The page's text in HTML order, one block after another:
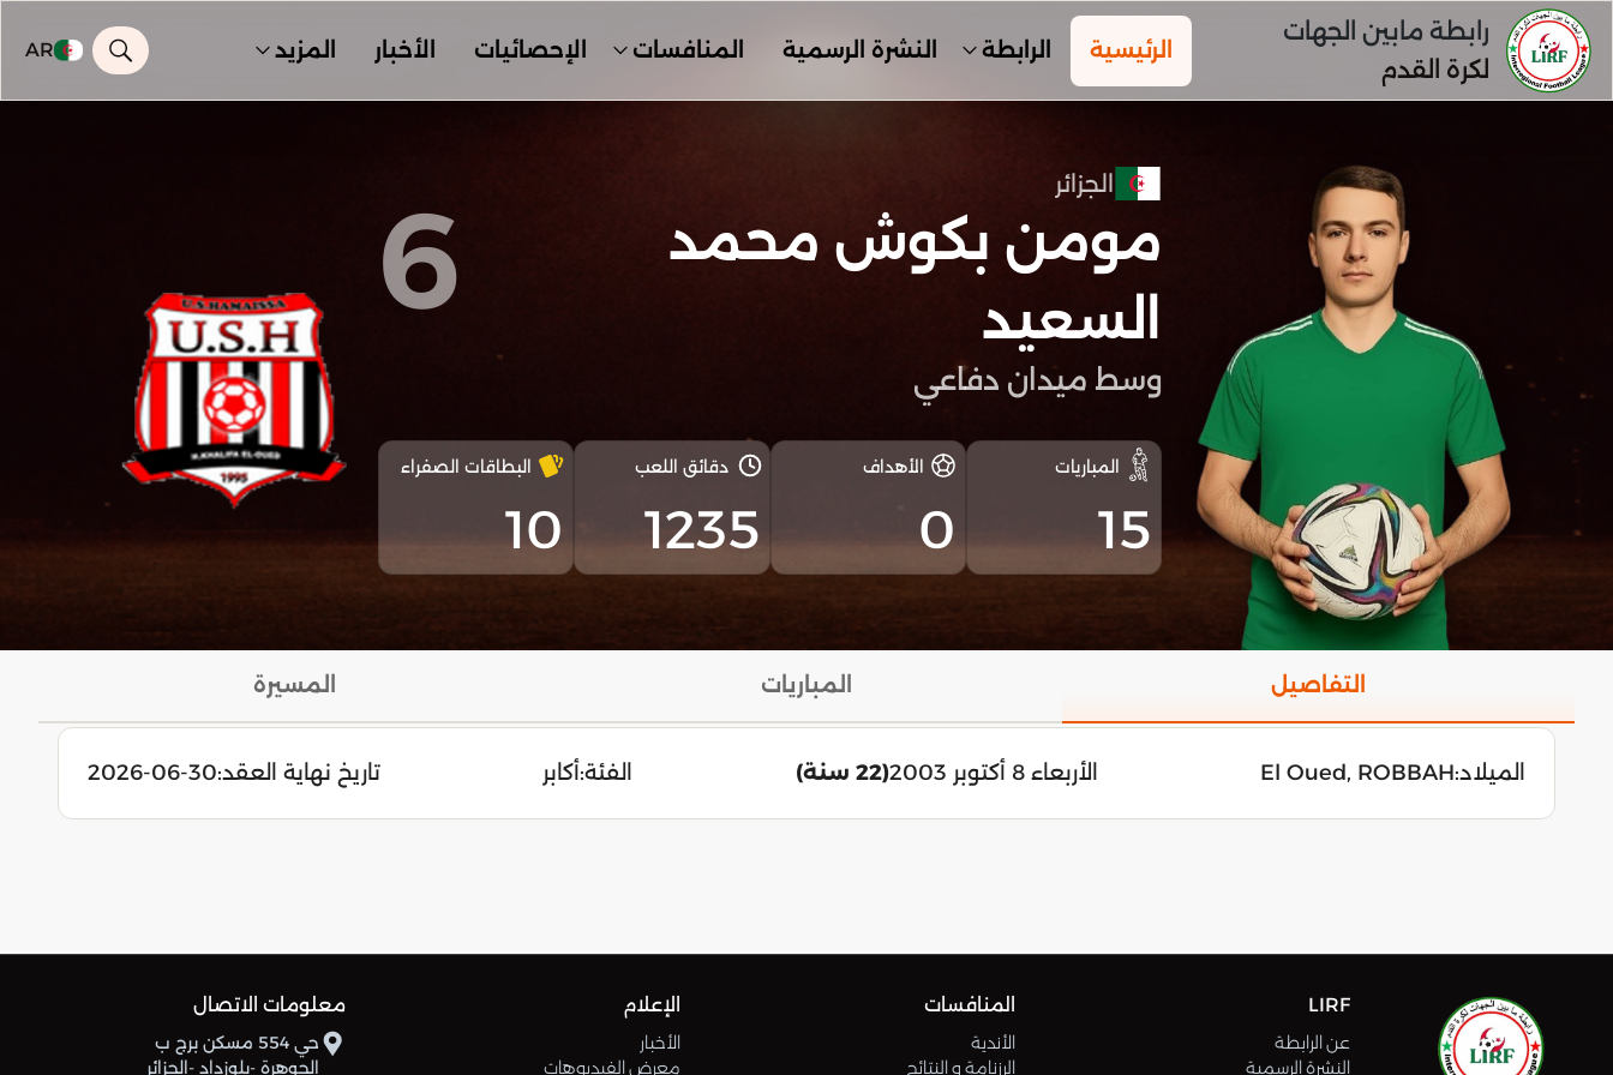
رابطة مابين الجهات
لكرة القدم
الرئيسية الرابطة النشرة الرسمية المنافسات الإحصائيات الأخبار المزيد AR
الجزائر
مومن بكوش محمد
السعيد
وسط ميدان دفاعي
المباريات
15
الأهداف
0
دقائق اللعب
1235
البطاقات الصفراء
10
6
التفاصيل المباريات المسيرة
الميلاد:El Oued, ROBBAH الأربعاء 8 أكتوبر 2003 (22 سنة) الفئة:أكابر تاريخ نهاية العقد:2026-06-30
LIRF
عن الرابطة
النشرة الرسمية
المنافسات
الأندية
الرزنامة و النتائج
الإعلام
الأخبار
معرض الفيديوهات
معلومات الاتصال
حي 554 مسكن برج ب
الجوهرة -بلوزداد -الجزائر